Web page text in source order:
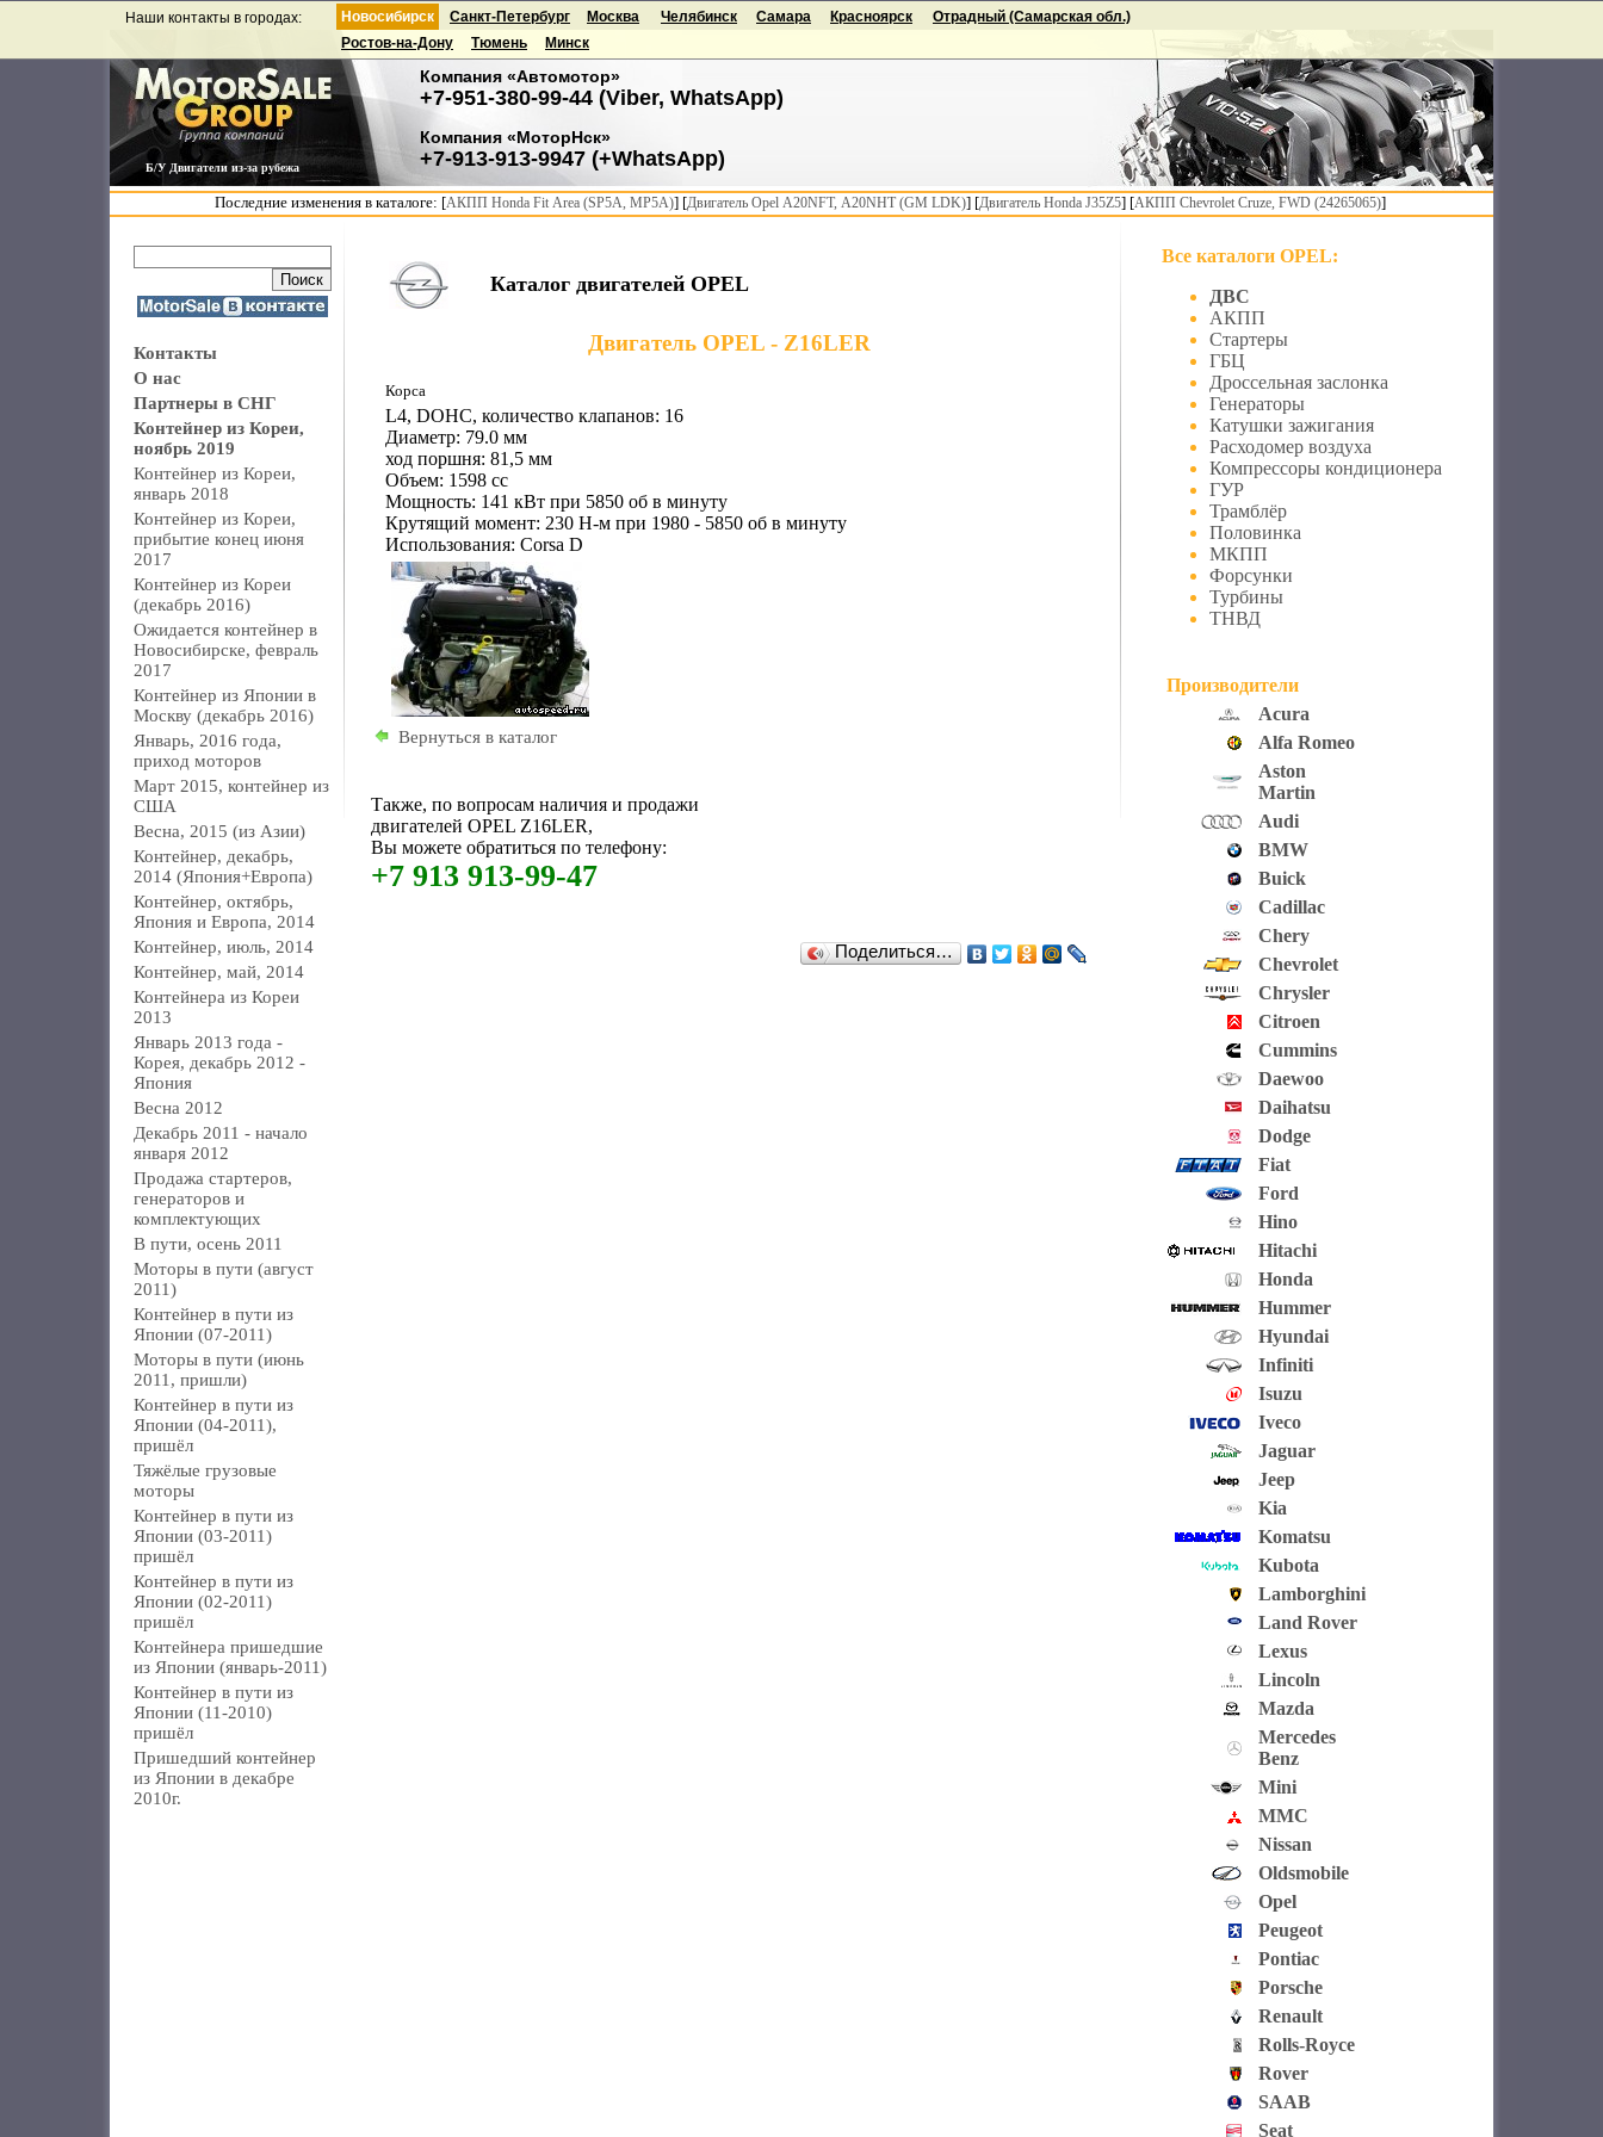
Б/У Двигатели из-за рубежа
Наши контакты в городах: Новосибирск
Компания «Автомотор»
+7-951-380-99-44 (Viber, WhatsApp)
Компания «МоторНск»
+7-913-913-9947 (+WhatsApp)
Санкт-Петербург Москва Челябинск Самара Красноярск
Отрадный (Самарская обл.)
Ростов-на-Дону
Тюмень Минск
Последние изменения в каталоге: [АКПП Honda Fit Area (SP5A, MP5A)] [Двигатель Opel A20NFT, A20NHT (GM LDK)] [Двигатель Honda J35Z5] [АКПП Chevrolet Cruze, FWD (24265065)]
Контакты
О нас
Партнеры в СНГ
Контейнер из Кореи,
ноябрь 2019
Контейнер из Кореи,
январь 2018
Контейнер из Кореи,
прибытие конец июня
2017
Контейнер из Кореи
(декабрь 2016)
Ожидается контейнер в
Новосибирске, февраль
2017
Контейнер из Японии в
Москву (декабрь 2016)
Январь, 2016 года,
приход моторов
Март 2015, контейнер из
США
Весна, 2015 (из Азии)
Контейнер, декабрь,
2014 (Япония+Европа)
Контейнер, октябрь,
Япония и Европа, 2014
Контейнер, июль, 2014
Контейнер, май, 2014
Контейнера из Кореи
2013
Январь 2013 года -
Корея, декабрь 2012 -
Япония
Весна 2012
Декабрь 2011 - начало
января 2012
Продажа стартеров,
генераторов и
комплектующих
В пути, осень 2011
Моторы в пути (август
2011)
Контейнер в пути из
Японии (07-2011)
Моторы в пути (июнь
2011, пришли)
Контейнер в пути из
Японии (04-2011),
пришёл
Тяжёлые грузовые
моторы
Контейнер в пути из
Японии (03-2011)
пришёл
Контейнер в пути из
Японии (02-2011)
пришёл
Контейнера пришедшие
из Японии (январь-2011)
Контейнер в пути из
Японии (11-2010)
пришёл
Пришедший контейнер
из Японии в декабре
2010г.
Каталог двигателей OPEL
Двигатель OPEL - Z16LER
Корса
L4, DOHC, количество клапанов: 16
Диаметр: 79.0 мм
ход поршня: 81,5 мм
Объем: 1598 сс
Мощность: 141 кВт при 5850 об в минуту
Крутящий момент: 230 Н-м при 1980 - 5850 об в минуту
Использования: Corsa D
Вернуться в каталог
Также, по вопросам наличия и продажи
двигателей OPEL Z16LER,
Вы можете обратиться по телефону:
+7 913 913-99-47
Поделиться…
Все каталоги OPEL:
ДВС
АКПП
Стартеры
ГБЦ
Дроссельная заслонка
Генераторы
Катушки зажигания
Расходомер воздуха
Компрессоры кондиционера
ГУР
Трамблёр
Половинка
МКПП
Форсунки
Турбины
ТНВД
Производители
Acura
Alfa Romeo
Aston
Martin
Audi
BMW
Buick
Cadillac
Chery
Chevrolet
Chrysler
Citroen
Cummins
Daewoo
Daihatsu
Dodge
Fiat
Ford
Hino
Hitachi
Honda
Hummer
Hyundai
Infiniti
Isuzu
Iveco
Jaguar
Jeep
Kia
Komatsu
Kubota
Lamborghini
Land Rover
Lexus
Lincoln
Mazda
Mercedes
Benz
Mini
MMC
Nissan
Oldsmobile
Opel
Peugeot
Pontiac
Porsche
Renault
Rolls-Royce
Rover
SAAB
Seat